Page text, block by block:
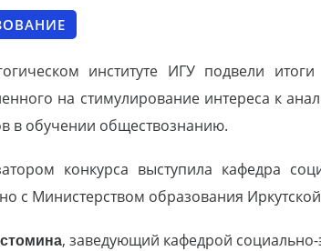
институте ИГУ подвели
на стимулирование интереса к
в обучении обществознанию.
конкурса выступила кафедра
с Министерством образования
, заведующий кафедрой